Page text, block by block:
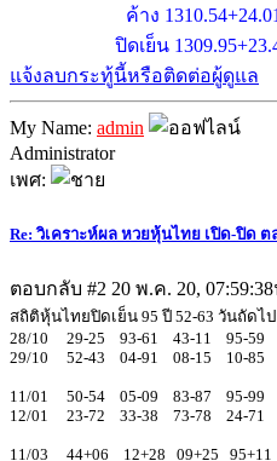
ค้าง
ปิดเย็น
แจ้งลบกระทู้นี้หรือติดต่อผู้ดูแล
My Name: admin
Administrator
เพศ:
Re: วิเคราะห์ผล หวยหุ้นไทย เปิด-ปิด
ตอบกลับ #2 20 พ.ค. 20,
สถิติหุ้นไทยปิดเย็น 95 ปี 52-63 วันถัดไป
28/10 29-25 93-61 43-11 95-59
29/10 52-43 04-91 08-15 10-85
11/01 50-54 05-09 83-87 95-99
12/01 23-72 33-38 73-78 24-71
11/03 44+06 12+28 09+25 95+11